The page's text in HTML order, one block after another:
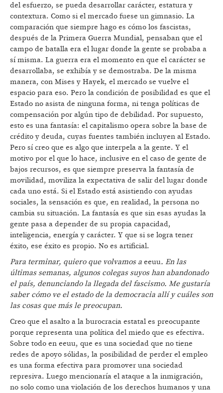
del esfuerzo, se pueda desarrollar carácter, estatura y
contextura. Como si el mercado fuese un gimnasio. La
comparación que siempre hago es cómo los fascistas,
después de la Primera Guerra Mundial, pensaban que el
campo de batalla era el lugar donde la gente se probaba a
sí misma. La guerra era el momento en que el carácter se
desarrollaba, se exhibía y se demostraba. De la misma
manera, con Mises y Hayek, el mercado se vuelve el
espacio para eso. Pero la condición de posibilidad es que el
Estado no asista de ninguna forma, ni tenga políticas de
compensación por algún tipo de debilidad. Por supuesto,
esto es una fantasía: el capitalismo opera sobre la base de
crédito y deuda, cuyas fuentes también incluyen al Estado.
Pero sí creo que es algo que interpela a la gente. Y el
motivo por el que lo hace, inclusive en el caso de gente de
bajos recursos, es que siempre preserva la fantasía de
movilidad, moviliza la expectativa de salir del lugar donde
cada uno está. Si el Estado está asistiendo con ayudas
sociales, la sensación es que, en realidad, la persona no
cambia su situación. La fantasía es que sin esas ayudas la
gente pasa a depender de su propia capacidad,
inteligencia, energía y carácter. Y que si se logra tener
éxito, ese éxito es propio. No es artificial.
Para terminar, quiero que volvamos a eeuu. En las
últimas semanas, algunos colegas suyos han abandonado
el país, denunciando la llegada del fascismo. Me gustaría
saber cómo ve el estado de la democracia allí y cuáles son
las cosas que más le preocupan.
Creo que el asalto a la burocracia estatal es preocupante
porque representa una política del miedo que es efectiva.
Sobre todo en eeuu, que es una sociedad que no tiene
redes de apoyo sólidas, la posibilidad de perder el empleo
es una forma efectiva para promover una sociedad
represiva. Luego mencionaría el ataque a la inmigración,
no solo como una violación de los derechos humanos y una